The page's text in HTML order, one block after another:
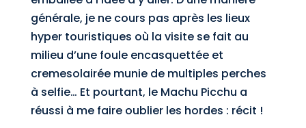
générale, je ne cours pas après les lieux
hyper touristiques où la visite se fait au
milieu d’une foule encasquettée et
cremesolairée munie de multiples perches
à selfie… Et pourtant, le Machu Picchu a
réussi à me faire oublier les hordes : récit !